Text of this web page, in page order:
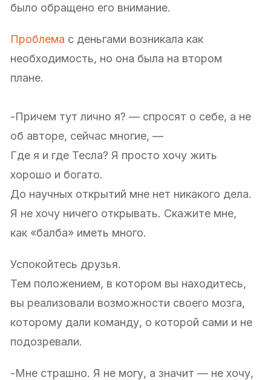
было обращено его внимание.
Проблема с деньгами возникала как
необходимость, но она была на втором
плане.
-Причем тут лично я? — спросят о себе, а не
об авторе, сейчас многие, —
Где я и где Тесла? Я просто хочу жить
хорошо и богато.
До научных открытий мне нет никакого дела.
Я не хочу ничего открывать. Скажите мне,
как «балба» иметь много.
Успокойтесь друзья.
Тем положением, в котором вы находитесь,
вы реализовали возможности своего мозга,
которому дали команду, о которой сами и не
подозревали.
-Мне страшно. Я не могу, а значит — не хочу,